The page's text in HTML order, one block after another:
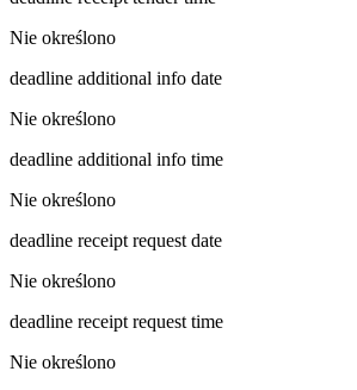
Nie określono
deadline additional info date
Nie określono
deadline additional info time
Nie określono
deadline receipt request date
Nie określono
deadline receipt request time
Nie określono